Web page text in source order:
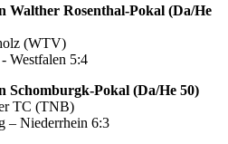
Walther Rosenthal-Pokal (Da/He
(WTV)
Westfalen 5:4
Schomburgk-Pokal (Da/He 50)
TC (TNB)
– Niederrhein 6:3